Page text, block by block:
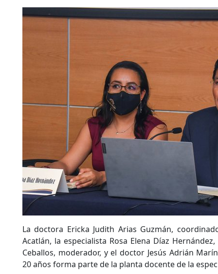
La doctora Ericka Judith Arias Guzmán,
Acatlán, la especialista Rosa Elena Díaz
Ceballos, moderador, y el doctor Jesús Adrián
20 años forma parte de la planta docente de la